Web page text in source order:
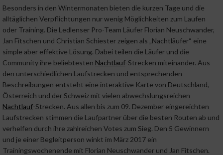
Besonders in den Wintermonaten bieten die kurzen Tage und die
alltäglichen Verpflichtungen nur wenig Möglichkeiten zum Laufen
oder Training. Die Ledlenser Pro-Team Läufer Florian Neuschwander,
Jan Fitschen und Christian Schiester zeigen als „Nachtläufer“ eine
simple aber effektive Lösung. Dabei teilen die Läufer und die
Community ihre beliebtesten Nachtlauf-Strecken miteinander. Aus
den unterschiedlichen Laufstrecken und entsprechenden
Beschreibungen entsteht eine interaktive Karte von Deutschland,
Österreich und der Schweiz mit vielen abwechslungsreichen
Nachtlauf-Strecken. Aus allen bis zum 09. Dezember eingereichten
Laufstrecken stimmen die Laufpartner über die besten Routen ab und
verhelfen durch ihre zahlreichen Votes zum Sieg. Den 5 Gewinnern
und je einer Begleitperson winkt im März 2017 ein
Trainingswochenende mit Florian Neuschwander und Jan Fitschen.